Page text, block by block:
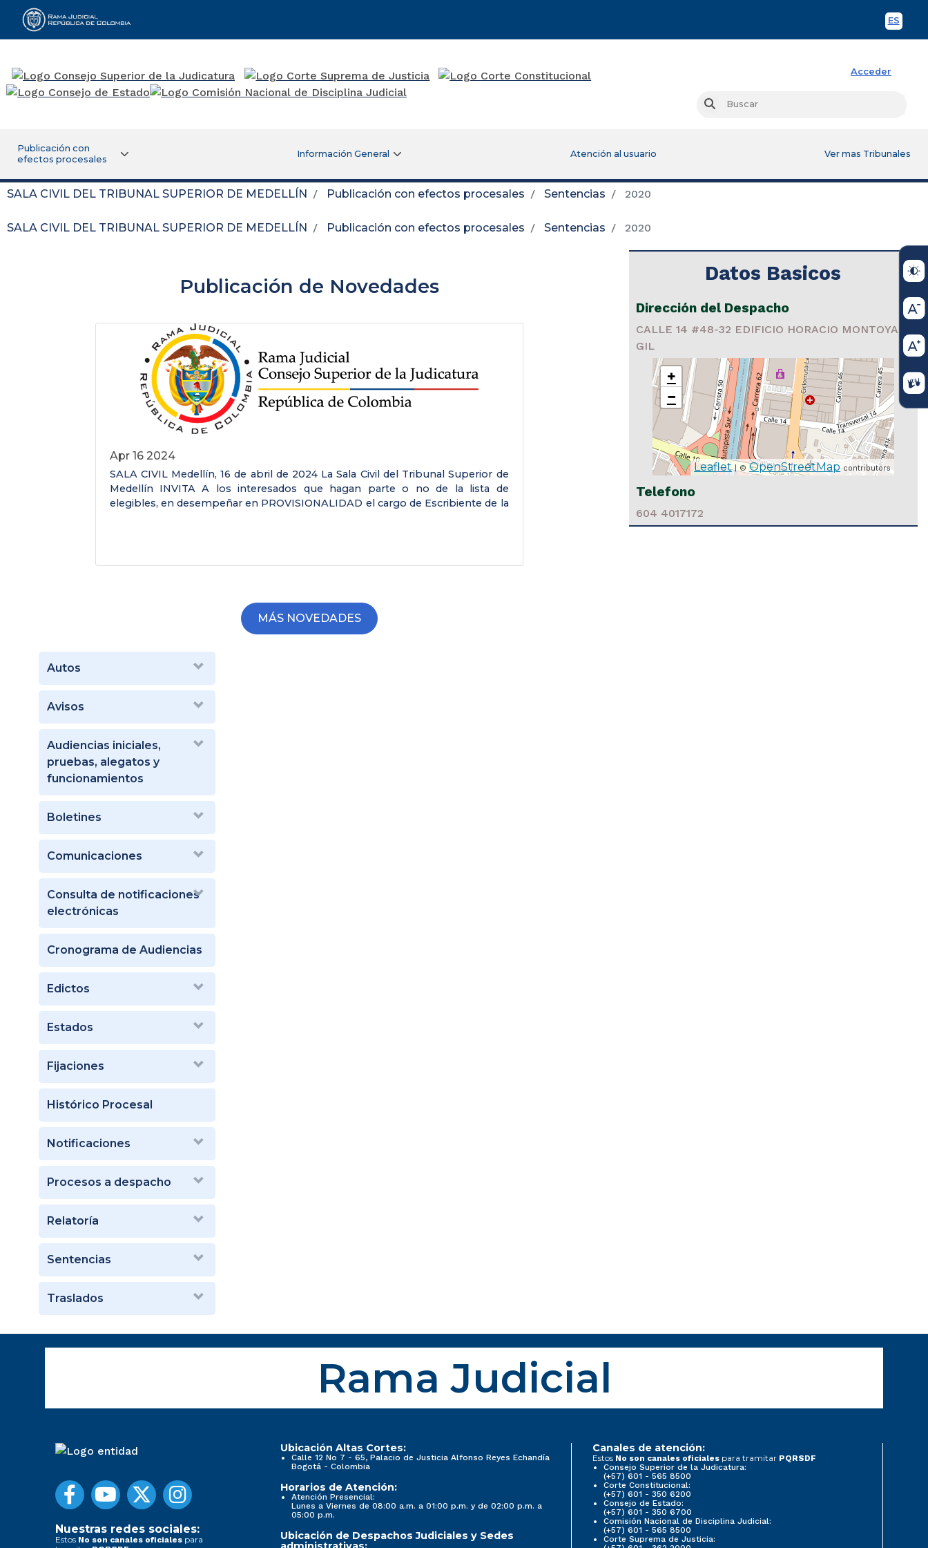
ES
Rama Judicial
Acceder
Buscar
Publicación con
efectos procesales
Información General Atención al usuario Ver mas Tribunales
SALA CIVIL DEL TRIBUNAL SUPERIOR DE MEDELLÍN Publicación con efectos procesales Sentencias 2020
SALA CIVIL DEL TRIBUNAL SUPERIOR DE MEDELLÍN Publicación con efectos procesales Sentencias 2020
Publicación de Novedades
Apr 16 2024
SALA CIVIL Medellín, 16 de abril de 2024 La Sala Civil del Tribunal Superior de
Medellín INVITA A los interesados que hagan parte o no de la lista de
elegibles, en desempeñar en PROVISIONALIDAD el cargo de Escribiente de la
SALA CIVIL Medellín, 16 de abril de 2024 La Sala Civil del Tribunal
Medellín INVITA A los interesados, en desempeñar en
MÁS NOVEDADES
Autos
Avisos
Audiencias iniciales,
pruebas, alegatos y
funcionamientos
Boletines
Comunicaciones
Consulta de notificaciones
electrónicas
Cronograma de Audiencias
Edictos
Estados
Fijaciones
Histórico Procesal
Notificaciones
Procesos a despacho
Relatoría
Sentencias
Traslados
Datos Basicos
Dirección del Despacho
CALLE 14 #48-32 EDIFICIO HORACIO MONTOYA
GIL
+
−
Leaflet| ©OpenStreetMap contributors
Telefono
604 4017172
Rama Judicial
Nuestras redes sociales:
Estos No son canales oficiales para
Ubicación Altas Cortes:
Calle 12 No 7 - 65, Palacio de Justicia Alfonso Reyes Echandía
Bogotá - Colombia
Horarios de Atención:
Atención Presencial:
Lunes a Viernes de 08:00 a.m. a 01:00 p.m. y de 02:00 p.m. a
05:00 p.m.
Ubicación de Despachos Judiciales y Sedes
Canales de atención:
Estos No son canales oficiales para tramitar PQRSDF
Consejo Superior de la Judicatura:
(+57) 601 - 565 8500
Corte Constitucional:
(+57) 601 - 350 6200
Consejo de Estado:
(+57) 601 - 350 6700
Comisión Nacional de Disciplina Judicial:
(+57) 601 - 565 8500
Corte Suprema de Justicia: